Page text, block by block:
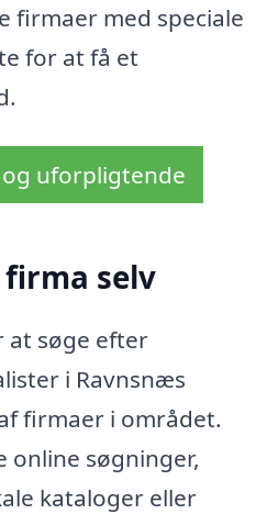
firmaer med speciale
for at få et
uforpligtende
selv
at søge efter
i Ravnsnæs
firmaer i området.
online søgninger,
kataloger eller